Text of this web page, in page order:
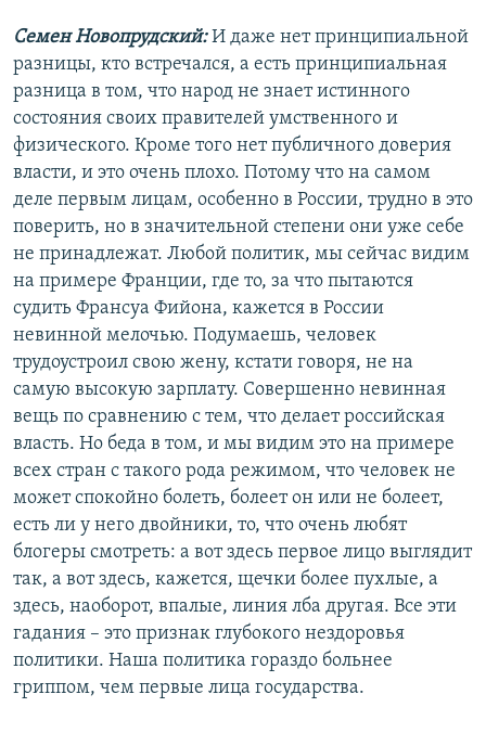
Семен Новопрудский:И даже нет принципиальной
разницы, кто встречался, а есть принципиальная
разница в том, что народ не знает истинного
состояния своих правителей умственного и
физического. Кроме того нет публичного доверия
власти, и это очень плохо. Потому что на самом
деле первым лицам, особенно в России, трудно в это
поверить, но в значительной степени они уже себе
не принадлежат. Любой политик, мы сейчас видим
на примере Франции, где то, за что пытаются
судить Франсуа Фийона, кажется в России
невинной мелочью. Подумаешь, человек
трудоустроил свою жену, кстати говоря, не на
самую высокую зарплату. Совершенно невинная
вещь по сравнению с тем, что делает российская
власть. Но беда в том, и мы видим это на примере
всех стран с такого рода режимом, что человек не
может спокойно болеть, болеет он или не болеет,
есть ли у него двойники, то, что очень любят
блогеры смотреть: а вот здесь первое лицо выглядит
так, а вот здесь, кажется, щечки более пухлые, а
здесь, наоборот, впалые, линия лба другая. Все эти
гадания – это признак глубокого нездоровья
политики. Наша политика гораздо больнее
гриппом, чем первые лица государства.